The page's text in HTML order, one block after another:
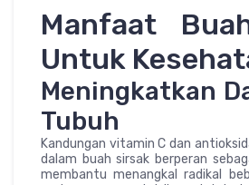
Manfaat
Untuk
Meningkatkan
Tubuh
Kandungan vitamin C dan
dalam buah sirsak berperan
membantu menangkal radikal